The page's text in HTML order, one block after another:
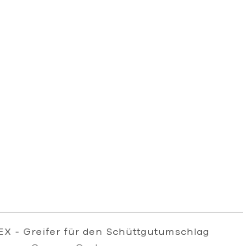
- Greifer für den Schüttgutumschlag